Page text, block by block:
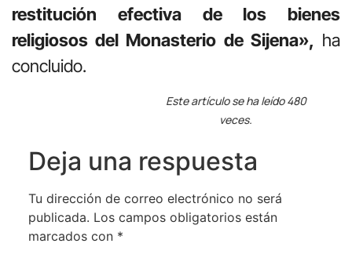
restitución efectiva de los bienes
religiosos del Monasterio de Sijena», ha
concluido.
Este artículo se ha leído 480
veces.
Deja una respuesta
Tu dirección de correo electrónico no será
publicada. Los campos obligatorios están
marcados con *